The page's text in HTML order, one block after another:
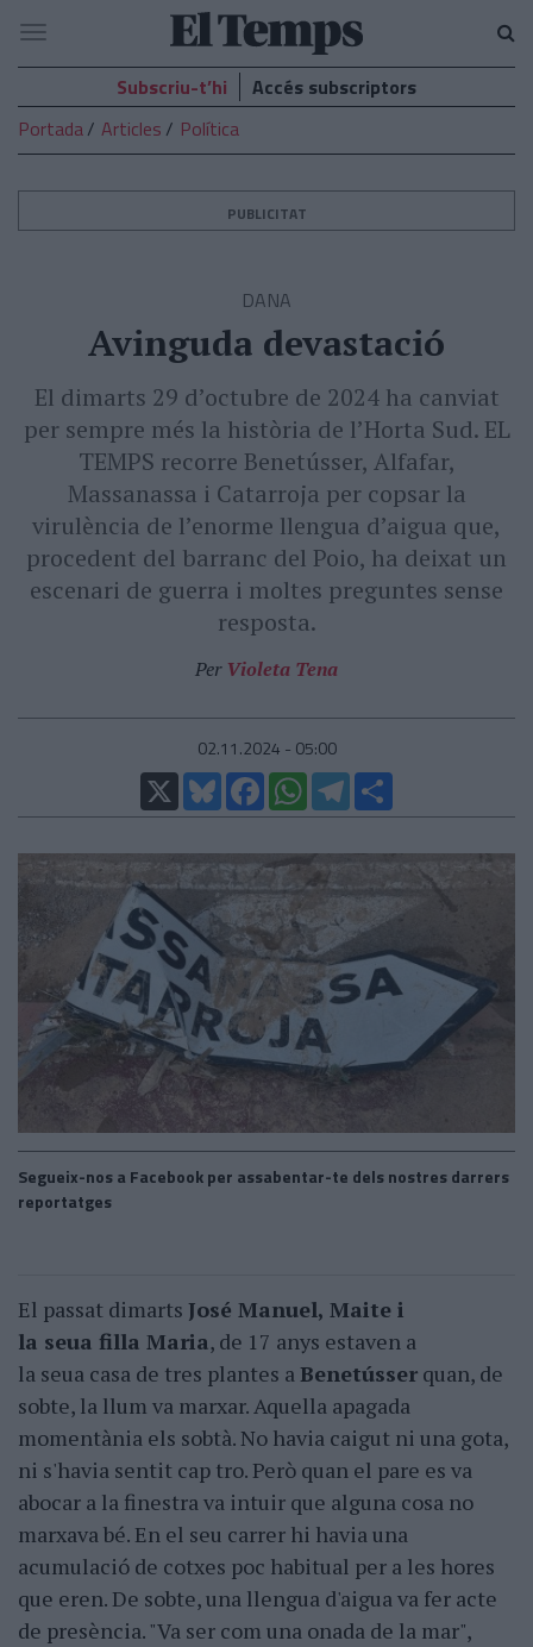
El
Temps
Navegació
Subscriu-t’hi
Accés subscriptors
Portada
Articles Política
PUBLICITAT
DANA
Avinguda devastació
El dimarts 29 d’octubre de 2024 ha canviat
per sempre més la història de l’Horta Sud. EL
TEMPS recorre Benetússer, Alfafar,
Massanassa i Catarroja per copsar la
virulència de l’enorme llengua d’aigua que,
procedent del barranc del Poio, ha deixat un
escenari de guerra i moltes preguntes sense
resposta.
Per Violeta Tena
02.11.2024 - 05:00
X
BlueskyFacebookWhatsAppTelegram
Segueix-nos a Facebook per assabentar-te dels nostres darrers
reportatges
El passat dimarts José Manuel, Maite i
la seua filla Maria, de 17 anys estaven a
la seua casa de tres plantes aBenetússer quan, de
sobte, la llum va marxar. Aquella apagada
momentània els sobtà. No havia caigut ni una gota,
ni s'havia sentit cap tro. Però quan el pare es va
abocar a la finestra va intuir que alguna cosa no
marxava bé. En el seu carrer hi havia una
acumulació de cotxes poc habitual per a les hores
que eren. De sobte, una llengua d'aigua va fer acte
de presència. "Va ser com una onada de la mar",